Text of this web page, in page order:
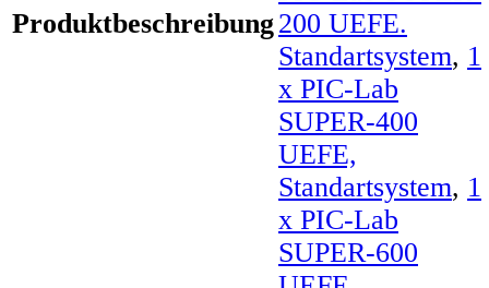
Produktbeschreibung200 UEFE.
Standartsystem, 1
x PIC-Lab
SUPER-400
UEFE,
Standartsystem, 1
x PIC-Lab
SUPER-600